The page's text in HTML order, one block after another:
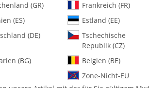
134-
Kategorie:
134-103
(GR)
Frankreich (FR)
(ES)
Estland (EE)
(DE)
Tschechische
Republik (CZ)
(BG) Belgien (BE)
Zone-Nicht-EU